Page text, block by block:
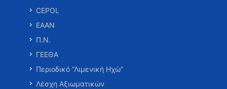
CEPOL
ΕΑΑΝ
Π.Ν.
ΓΕΕΘΑ
Περιοδικό “Λιμενική Ηχώ”
Λέσχη Αξιωματικών